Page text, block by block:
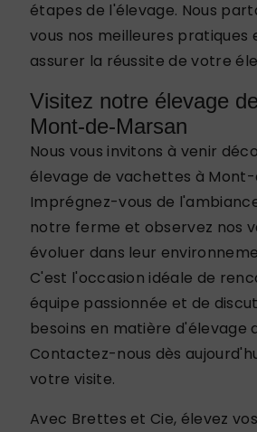
étapes de l'élevage. Nous
vous nos meilleures pratiques
assurer la réussite de votre
Visitez notre élevage
Mont-de-Marsan
Nous vous invitons à venir
élevage de vachettes à
Imprégnez-vous de
notre ferme et observez nos
évoluer dans leur
C'est l'occasion idéale de
équipe passionnée et de
besoins en matière d'élevage
Contactez-nous dès
votre visite.
Avec Brettes et Cie, élevez